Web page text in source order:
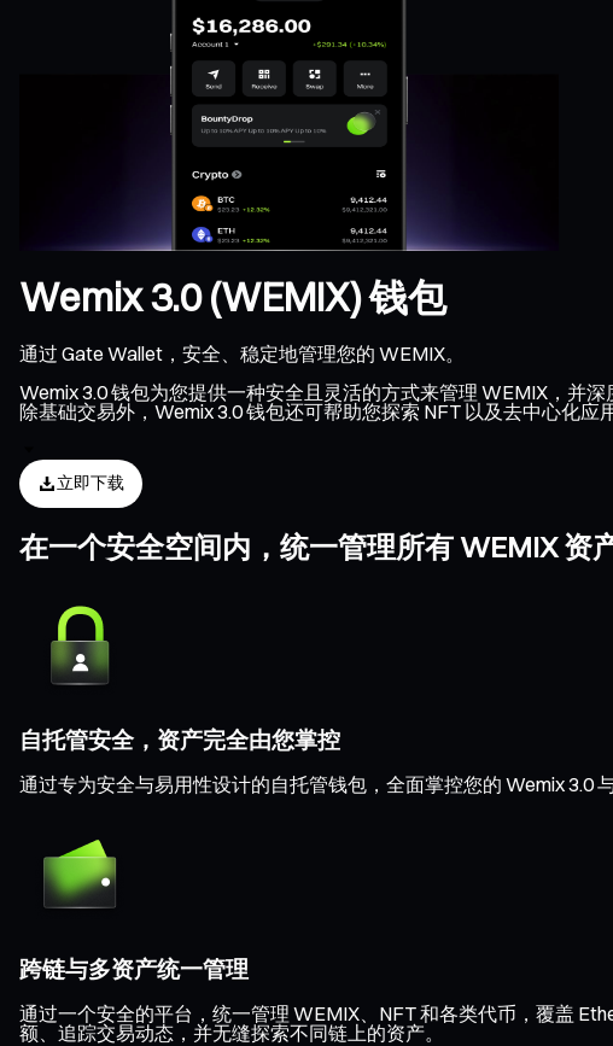
Wemix 3.0 (WEMIX) 钱包
通过 Gate Wallet，安全、稳定地管理您的 WEMIX。
Wemix 3.0 钱包为您提供一种安全且灵活的方式来管理 WEMIX，并
除基础交易外，Wemix 3.0 钱包还可帮助您探索 NFT 以及去中心化
立即下载
在一个安全空间内，统一管理所有 WEMIX 资
自托管安全，资产完全由您掌控
通过专为安全与易用性设计的自托管钱包，全面掌控您的 Wemix 3.0
跨链与多资产统一管理
通过一个安全的平台，统一管理 WEMIX、NFT 和各类代币，覆盖
额、追踪交易动态，并无缝探索不同链上的资产。